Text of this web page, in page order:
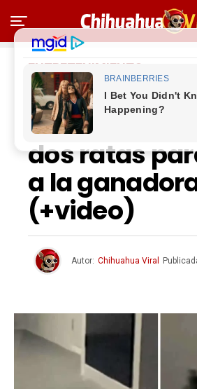
ENTRETENIMIENTO
Gato observa
‘brutal’ pelea
dos ratas
a la
(+video)
Autor: Chihuahua Viral